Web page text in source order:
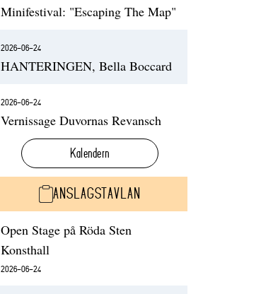
Minifestival: "Escaping The Map"
2026-06-24
HANTERINGEN, Bella Boccard
2026-06-24
Vernissage Duvornas Revansch
Kalendern
ANSLAGSTAVLAN
Open Stage på Röda Sten
Konsthall
2026-06-24